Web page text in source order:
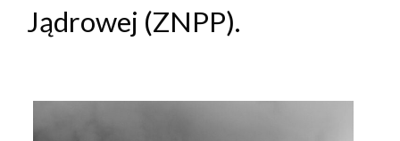
Jądrowej (ZNPP).